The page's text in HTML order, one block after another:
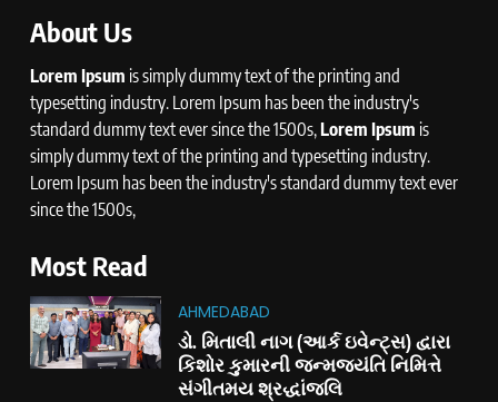
About Us
Lorem Ipsum is simply dummy text of the printing and
typesetting industry. Lorem Ipsum has been the industry's
standard dummy text ever since the 1500s,Lorem Ipsum is
simply dummy text of the printing and typesetting industry.
Lorem Ipsum has been the industry's standard dummy text ever
since the 1500s,
Most Read
AHMEDABAD
ડો. મિતાલી નાગ (આર્ક ઇવેન્ટ્સ) દ્વારા
કિશોર કુમારની જન્મજયંતિ નિમિત્તે
સંગીતમય શ્રદ્ધાંજલિ